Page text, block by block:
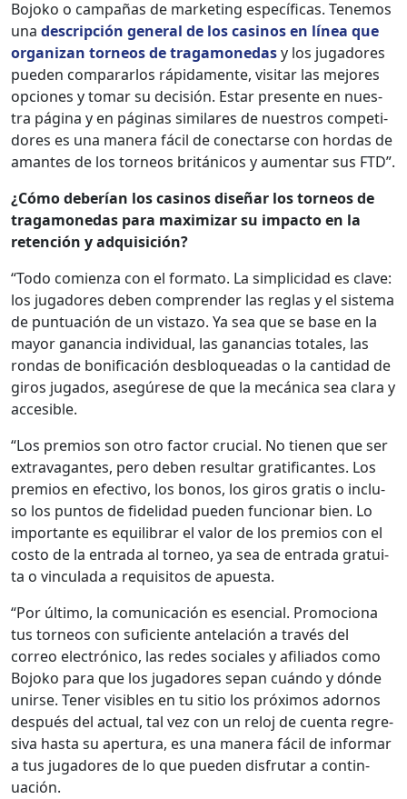
Bojoko o cam­pañas de mar­ket­ing especí­fi­cas. Ten­emos
una descrip­ción gen­er­al de los casi­nos en línea que
orga­ni­zan tor­neos de trag­a­monedasy los jugadores
pueden com­para­r­los ráp­i­da­mente, vis­i­tar las mejores
opciones y tomar su decisión. Estar pre­sente en nues­
tra pági­na y en pági­nas sim­i­lares de nue­stros com­peti­
dores es una man­era fácil de conec­tarse con hor­das de
amantes de los tor­neos británi­cos y aumen­tar sus FTD”.
¿Cómo deberían los casi­nos dis­eñar los tor­neos de
trag­a­monedas para max­i­mizar su impacto en la
reten­ción y adquisi­ción?
“Todo comien­za con el for­ma­to. La sim­pli­ci­dad es clave:
los jugadores deben com­pren­der las reglas y el sis­tema
de pun­tuación de un vis­ta­zo. Ya sea que se base en la
may­or ganan­cia indi­vid­ual, las ganan­cias totales, las
ron­das de bonifi­cación des­blo­queadas o la can­ti­dad de
giros juga­dos, asegúrese de que la mecáni­ca sea clara y
acce­si­ble.
“Los pre­mios son otro fac­tor cru­cial. No tienen que ser
extrav­a­gantes, pero deben resul­tar grat­i­f­i­cantes. Los
pre­mios en efec­ti­vo, los bonos, los giros gratis o inclu­
so los pun­tos de fidel­i­dad pueden fun­cionar bien. Lo
impor­tante es equi­li­brar el val­or de los pre­mios con el
cos­to de la entra­da al tor­neo, ya sea de entra­da gra­tui­
ta o vin­cu­la­da a req­ui­si­tos de apues­ta.
“Por últi­mo, la comu­ni­cación es esen­cial. Pro­mo­ciona
tus tor­neos con sufi­ciente antelación a través del
correo elec­tróni­co, las redes sociales y afil­i­a­dos como
Bojoko para que los jugadores sep­an cuán­do y dónde
unirse. Ten­er vis­i­bles en tu sitio los próx­i­mos adornos
después del actu­al, tal vez con un reloj de cuen­ta regre­
si­va has­ta su aper­tu­ra, es una man­era fácil de infor­mar
a tus jugadores de lo que pueden dis­fru­tar a con­tin­
uación.